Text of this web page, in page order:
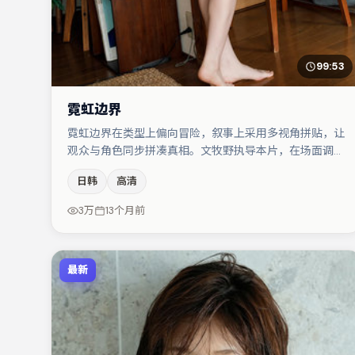
99:53
霓虹边界
霓虹边界在类型上偏向冒险，叙事上采用多视角拼贴，让
观众与角色同步拼凑真相。文牧野执导本片，在场面调度
阵容包括弗洛伦丝·皮尤、胡歌、朱一龙等，角色动机前
后呼应，适合喜欢抠台词与伏笔的观众。整体完成度较
高，适合周末一口气追完。
日韩 高清
3万 13个月前
最新